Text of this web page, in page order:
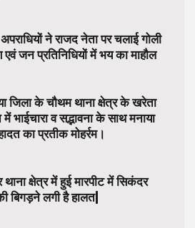
ने राजद नेता पर चलाई गोली
एवं जन प्रतिनिधियों में भय का माहौल
जिला के चौथम थाना क्षेत्र के खरेता
भाईचारा व सद्भावना के साथ मनाया
का प्रतीक मोहर्रम।
थाना क्षेत्र में हुई मारपीट में सिकंदर
बिगड़ने लगी है हालत|